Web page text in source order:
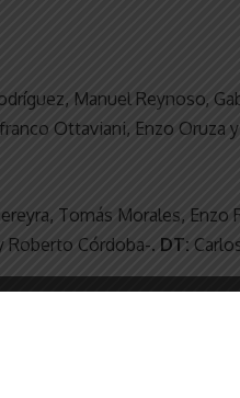
Manuel Reynoso,
Ottaviani, Enzo Oruza
Tomás Morales, Enzo
Roberto Córdoba-. DT: